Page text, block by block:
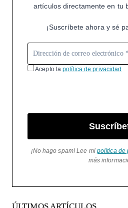
artículos directamente en tu
¡Suscríbete ahora y sé
Acepto lapolítica de privacidad
¡No hago spam! Lee mi política de
más